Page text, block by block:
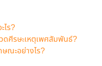
ไร?
ดศีรษะเหตุเพศสัมพันธ์?
ณะอย่างไร?